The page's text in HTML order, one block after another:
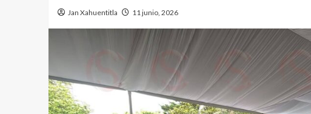
Jan Xahuentitla 11 junio, 2026